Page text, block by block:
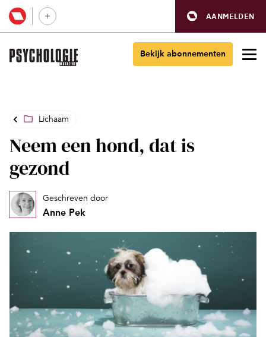
AANMELDEN
Bekijk abonnementen
Lichaam
Neem een hond, dat is
gezond
Geschreven door
Anne Pek